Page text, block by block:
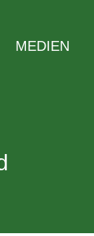
MEDIEN